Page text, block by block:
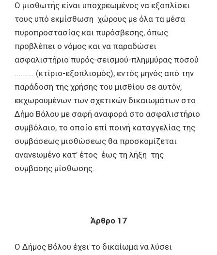
Ο μισθωτής είναι υποχρεωμένος να εξοπλίσει
τους υπό εκμίσθωση χώρους με όλα τα μέσα
πυροπροστασίας και πυρόσβεσης, όπως
προβλέπει ο νόμος και να παραδώσει
ασφαλιστήριο πυρός-σεισμού-πλημμύρας ποσού
.......... (κτίριο-εξοπλισμός), εντός μηνός από την
παράδοση της χρήσης του μισθίου σε αυτόν,
εκχωρουμένων των σχετικών δικαιωμάτων στο
Δήμο Βόλου με σαφή αναφορά στο ασφαλιστήριο
συμβόλαιο, το οποίο επί ποινή καταγγελίας της
συμβάσεως μισθώσεως θα προσκομίζεται
ανανεωμένο κατ’ έτος έως τη λήξη της
σύμβασης μίσθωσης.
Άρθρο 17
Ο Δήμος Βόλου έχει το δικαίωμα να λύσει